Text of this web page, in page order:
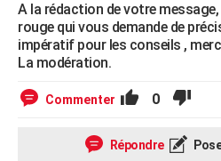
S'inscrire
Se connecter
Lycées
Collèges
Primaires
Universités
Entreprises
Service militaire
Avis de recherche
AVIS DE DÉCÈS
FORUM
Bricolage
Lifestyle
Culture
Sport
Auto
Television
Voyage
Cinema
A la rédaction de votre
rouge qui vous demande de
impératif pour les conseils ,
La modération.
Commenter 0
Répondre